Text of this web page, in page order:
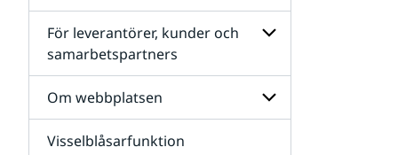
För leverantörer, kunder och
samarbetspartners
Undersidor
för
Om webbplatsen
Visselblåsarfunktion